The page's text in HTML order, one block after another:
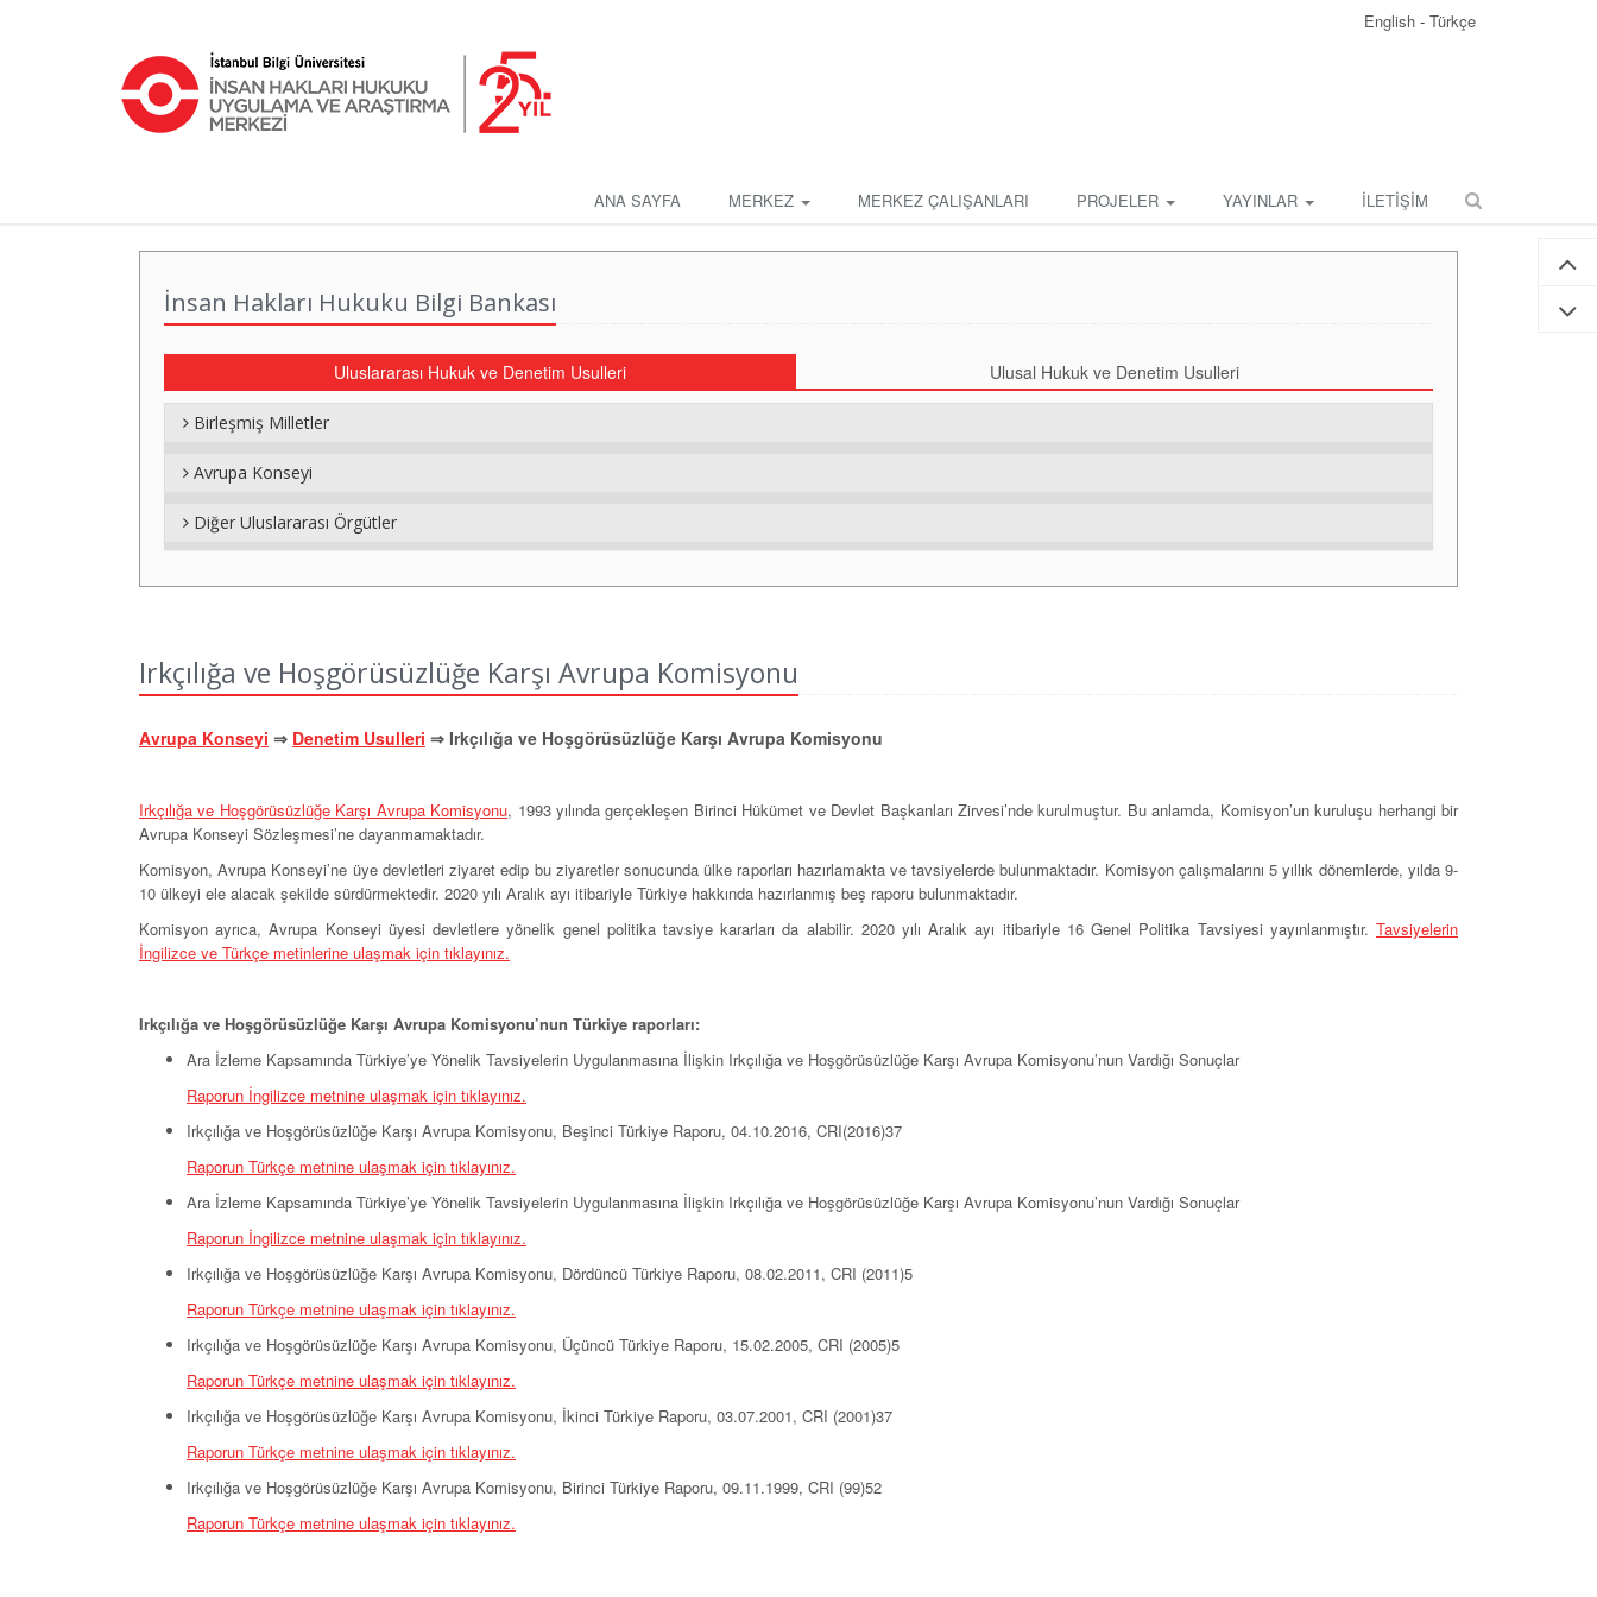
English - Türkçe
ANA SAYFA MERKEZ MERKEZ ÇALIŞANLARI PROJELER YAYINLAR İLETİŞİM
İnsan Hakları Hukuku Bilgi Bankası
Uluslararası Hukuk ve Denetim Usulleri Ulusal Hukuk ve Denetim Usulleri
Birleşmiş Milletler
Avrupa Konseyi
Diğer Uluslararası Örgütler
Irkçılığa ve Hoşgörüsüzlüğe Karşı Avrupa Komisyonu
Avrupa Konseyi ⇒ Denetim Usulleri ⇒ Irkçılığa ve Hoşgörüsüzlüğe Karşı Avrupa Komisyonu
Irkçılığa ve Hoşgörüsüzlüğe Karşı Avrupa Komisyonu, 1993 yılında gerçekleşen Birinci Hükümet ve Devlet Başkanları Zirvesi’nde kurulmuştur. Bu anlamda, Komisyon’un kuruluşu herhangi bir
Avrupa Konseyi Sözleşmesi’ne dayanmamaktadır.
Komisyon, Avrupa Konseyi’ne üye devletleri ziyaret edip bu ziyaretler sonucunda ülke raporları hazırlamakta ve tavsiyelerde bulunmaktadır. Komisyon çalışmalarını 5 yıllık dönemlerde, yılda 9-
10 ülkeyi ele alacak şekilde sürdürmektedir. 2020 yılı Aralık ayı itibariyle Türkiye hakkında hazırlanmış beş raporu bulunmaktadır.
Komisyon ayrıca, Avrupa Konseyi üyesi devletlere yönelik genel politika tavsiye kararları da alabilir. 2020 yılı Aralık ayı itibariyle 16 Genel Politika Tavsiyesi yayınlanmıştır. Tavsiyelerin
İngilizce ve Türkçe metinlerine ulaşmak için tıklayınız.
Irkçılığa ve Hoşgörüsüzlüğe Karşı Avrupa Komisyonu’nun Türkiye raporları:
Ara İzleme Kapsamında Türkiye’ye Yönelik Tavsiyelerin Uygulanmasına İlişkin Irkçılığa ve Hoşgörüsüzlüğe Karşı Avrupa Komisyonu’nun Vardığı Sonuçlar
​Raporun İngilizce metnine ulaşmak için tıklayınız.
Irkçılığa ve Hoşgörüsüzlüğe Karşı Avrupa Komisyonu, Beşinci Türkiye Raporu, ​04.10.2016, CRI(2016)37
Raporun Türkçe metnine ulaşmak için tıklayınız.
Ara İzleme Kapsamında Türkiye’ye Yönelik Tavsiyelerin Uygulanmasına İlişkin Irkçılığa ve Hoşgörüsüzlüğe Karşı Avrupa Komisyonu’nun Vardığı Sonuçlar
Raporun İngilizce metnine ulaşmak için tıklayınız.
Irkçılığa ve Hoşgörüsüzlüğe Karşı Avrupa Komisyonu, Dördüncü Türkiye Raporu, 08.02.2011, CRI (2011)5
Raporun Türkçe metnine ulaşmak için tıklayınız.
Irkçılığa ve Hoşgörüsüzlüğe Karşı Avrupa Komisyonu, Üçüncü Türkiye Raporu, 15.02.2005, CRI (2005)5
Raporun Türkçe metnine ulaşmak için tıklayınız.
Irkçılığa ve Hoşgörüsüzlüğe Karşı Avrupa Komisyonu, İkinci Türkiye Raporu, 03.07.2001, CRI (2001)37
Raporun Türkçe metnine ulaşmak için tıklayınız.
Irkçılığa ve Hoşgörüsüzlüğe Karşı Avrupa Komisyonu, Birinci Türkiye Raporu, 09.11.1999, CRI (99)52
Raporun Türkçe metnine ulaşmak için tıklayınız.